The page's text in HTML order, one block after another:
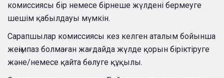
комиссиясы бір немесе бірнеше жүлдені бермеуге
шешім қабылдауы мүмкін.
Сарапшылар комиссиясы кез келген аталым бойынша
жеңімпаз болмаған жағдайда жүлде қорын біріктіруге
және/немесе қайта бөлуге құқылы.